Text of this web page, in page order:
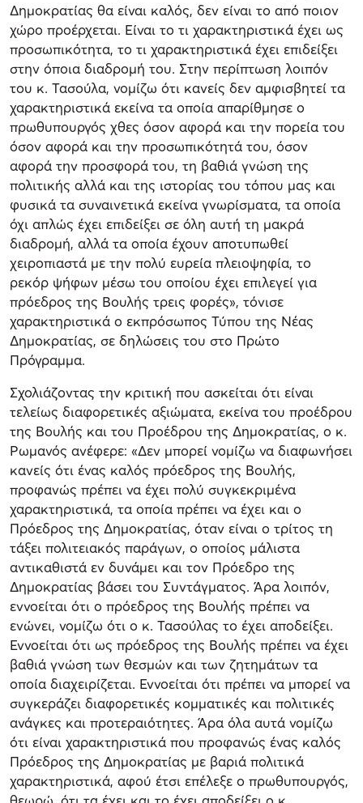
Δημοκρατίας θα είναι καλός, δεν είναι το από ποιον
χώρο προέρχεται. Είναι το τι χαρακτηριστικά έχει ως
προσωπικότητα, το τι χαρακτηριστικά έχει επιδείξει
στην όποια διαδρομή του. Στην περίπτωση λοιπόν
του κ. Τασούλα, νομίζω ότι κανείς δεν αμφισβητεί τα
χαρακτηριστικά εκείνα τα οποία απαρίθμησε ο
πρωθυπουργός χθες όσον αφορά και την πορεία του
όσον αφορά και την προσωπικότητά του, όσον
αφορά την προσφορά του, τη βαθιά γνώση της
πολιτικής αλλά και της ιστορίας του τόπου μας και
φυσικά τα συναινετικά εκείνα γνωρίσματα, τα οποία
όχι απλώς έχει επιδείξει σε όλη αυτή τη μακρά
διαδρομή, αλλά τα οποία έχουν αποτυπωθεί
χειροπιαστά με την πολύ ευρεία πλειοψηφία, το
ρεκόρ ψήφων μέσω του οποίου έχει επιλεγεί για
πρόεδρος της Βουλής τρεις φορές», τόνισε
χαρακτηριστικά ο εκπρόσωπος Τύπου της Νέας
Δημοκρατίας, σε δηλώσεις του στο Πρώτο
Πρόγραμμα.
Σχολιάζοντας την κριτική που ασκείται ότι είναι
τελείως διαφορετικές αξιώματα, εκείνα του προέδρου
της Βουλής και του Προέδρου της Δημοκρατίας, ο κ.
Ρωμανός ανέφερε: «Δεν μπορεί νομίζω να διαφωνήσει
κανείς ότι ένας καλός πρόεδρος της Βουλής,
προφανώς πρέπει να έχει πολύ συγκεκριμένα
χαρακτηριστικά, τα οποία πρέπει να έχει και ο
Πρόεδρος της Δημοκρατίας, όταν είναι ο τρίτος τη
τάξει πολιτειακός παράγων, ο οποίος μάλιστα
αντικαθιστά εν δυνάμει και τον Πρόεδρο της
Δημοκρατίας βάσει του Συντάγματος. Άρα λοιπόν,
εννοείται ότι ο πρόεδρος της Βουλής πρέπει να
ενώνει, νομίζω ότι ο κ. Τασούλας το έχει αποδείξει.
Εννοείται ότι ως πρόεδρος της Βουλής πρέπει να έχει
βαθιά γνώση των θεσμών και των ζητημάτων τα
οποία διαχειρίζεται. Εννοείται ότι πρέπει να μπορεί να
συγκεράζει διαφορετικές κομματικές και πολιτικές
ανάγκες και προτεραιότητες. Άρα όλα αυτά νομίζω
ότι είναι χαρακτηριστικά που προφανώς ένας καλός
Πρόεδρος της Δημοκρατίας με βαριά πολιτικά
χαρακτηριστικά, αφού έτσι επέλεξε ο πρωθυπουργός,